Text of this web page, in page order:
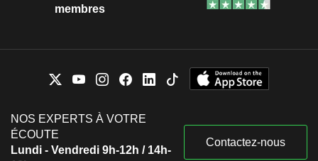
membres
NOS EXPERTS À VOTRE
ÉCOUTE
Lundi - Vendredi 9h-12h / 14h-
Contactez-nous